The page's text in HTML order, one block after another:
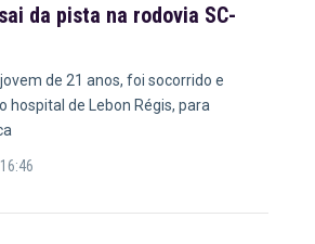
da pista na rodovia SC-
de 21 anos, foi socorrido e
hospital de Lebon Régis, para